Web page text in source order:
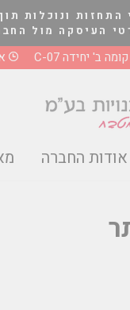
ונוכלות
בטלפון 03-5661081
אודות החברה